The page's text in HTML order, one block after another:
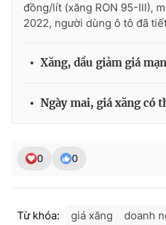
® Cấm sao chép dưới mọi hình
đồng/lít (xăng RON 95-III),
2022, người dùng ô tô đã
Xăng, dầu giảm giá
Ngày mai, giá xăng có
0 0
Từ khóa: giá xăng
doanh